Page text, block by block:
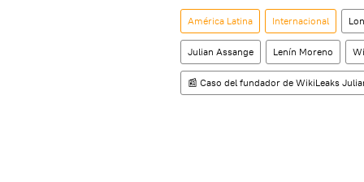
América Latina Internacional
Julian Assange Lenín Moreno
📰 Caso del fundador de WikiLeaks